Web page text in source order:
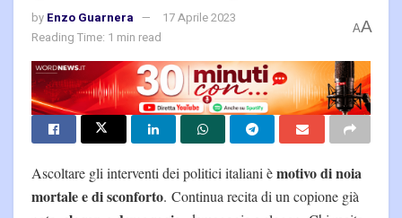
by Enzo Guarnera
17 Aprile 2023
Reading Time: 1 min read
AA
Ascoltare gli interventi dei politici italiani èmotivo di noia
mortale e di sconforto. Continua recita di un copione già